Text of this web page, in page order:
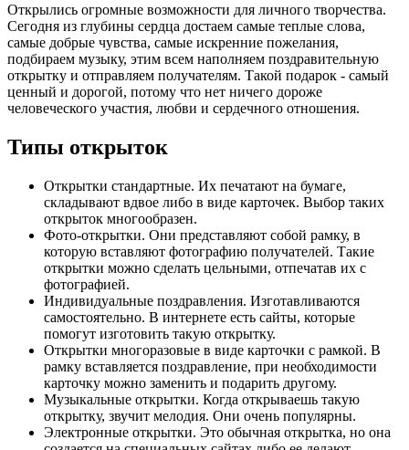
Открылись огромные возможности для личного творчества.
Сегодня из глубины сердца достаем самые теплые слова,
самые добрые чувства, самые искренние пожелания,
подбираем музыку, этим всем наполняем поздравительную
открытку и отправляем получателям. Такой подарок - самый
ценный и дорогой, потому что нет ничего дороже
человеческого участия, любви и сердечного отношения.
Типы открыток
Открытки стандартные. Их печатают на бумаге,
складывают вдвое либо в виде карточек. Выбор таких
открыток многообразен.
Фото-открытки. Они представляют собой рамку, в
которую вставляют фотографию получателей. Такие
открытки можно сделать цельными, отпечатав их с
фотографией.
Индивидуальные поздравления. Изготавливаются
самостоятельно. В интернете есть сайты, которые
помогут изготовить такую открытку.
Открытки многоразовые в виде карточки с рамкой. В
рамку вставляется поздравление, при необходимости
карточку можно заменить и подарить другому.
Музыкальные открытки. Когда открываешь такую
открытку, звучит мелодия. Они очень популярны.
Электронные открытки. Это обычная открытка, но она